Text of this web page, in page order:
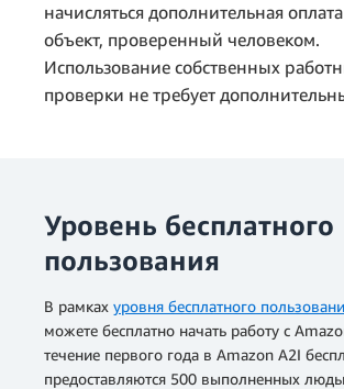
начисляться дополнительная
объект, проверенный человеком.
Использование собственных
проверки не требует
Уровень бесплатного
пользования
В рамках уровня бесплатного
можете бесплатно начать работу с
течение первого года в Amazon A2I
предоставляются 500 выполненных